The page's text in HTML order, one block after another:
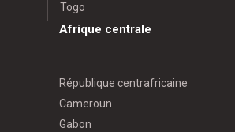
Togo
Afrique centrale
République centrafricaine
Cameroun
Gabon